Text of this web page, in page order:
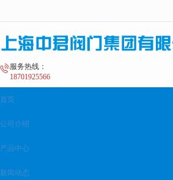
服务热线：
18701925566
首页
公司介绍
产品中心
新闻动态